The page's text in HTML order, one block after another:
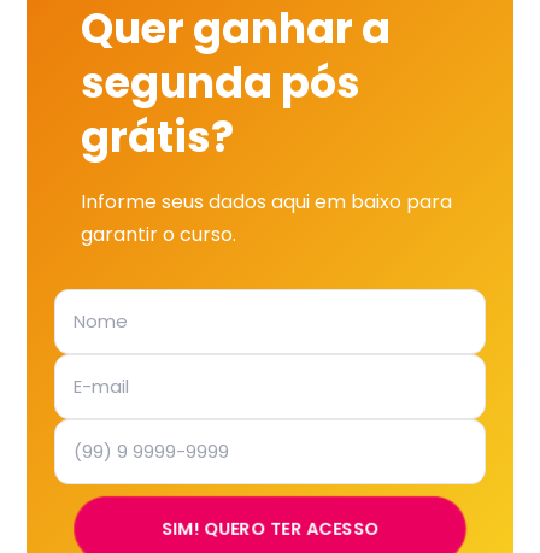
Quer ganhar a
segunda pós
grátis?
Informe seus dados aqui em baixo para
garantir o curso.
SIM! QUERO TER ACESSO